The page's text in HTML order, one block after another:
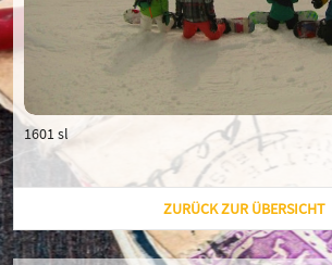
1601 sl
ZURÜCK ZUR ÜBERSICHT